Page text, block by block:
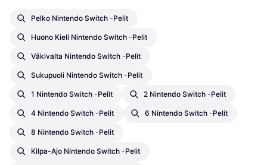
Pelko Nintendo Switch -pelit
Huono Kieli Nintendo Switch -pelit
Väkivalta Nintendo Switch -pelit
Sukupuoli Nintendo Switch -pelit
1 Nintendo Switch -pelit 2 Nintendo Switch -pelit
4 Nintendo Switch -pelit 6 Nintendo Switch -pelit
8 Nintendo Switch -pelit
Kilpa-Ajo Nintendo Switch -pelit